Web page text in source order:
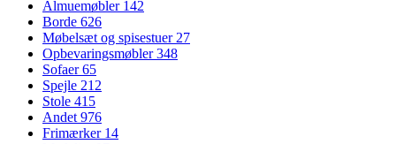
Almuemøbler 142
Borde 626
Møbelsæt og spisestuer 27
Opbevaringsmøbler348
Sofaer65
Spejle 212
Stole 415
Andet 976
Frimærker 14